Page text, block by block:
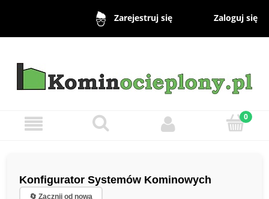
Zarejestruj się Zaloguj się
Konfigurator Systemów Kominowych
🔄 Zacznij od nowa